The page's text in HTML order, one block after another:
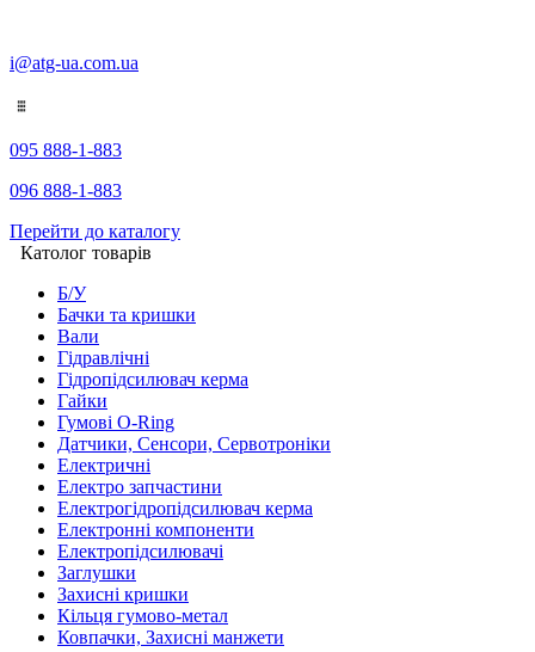
i@atg-ua.com.ua
095 888-1-883
096 888-1-883
Перейти до каталогу
Католог товарів
Б/У
Бачки та кришки
Вали
Гідравлічні
Гідропідсилювач керма
Гайки
Гумові O-Ring
Датчики, Сенсори, Сервотроніки
Електричні
Електро запчастини
Електрогідропідсилювач керма
Електронні компоненти
Електропідсилювачі
Заглушки
Захисні кришки
Кільця гумово-метал
Ковпачки, Захисні манжети